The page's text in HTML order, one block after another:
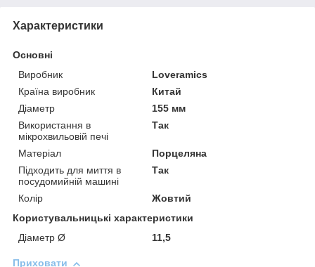
Характеристики
Основні
Виробник
Loveramics
Країна виробник
Китай
Діаметр
155 мм
Використання в
мікрохвильовій печі
Так
Матеріал
Порцеляна
Підходить для миття в
посудомийній машині
Так
Колір
Жовтий
Користувальницькі характеристики
Діаметр Ø
11,5
Приховати